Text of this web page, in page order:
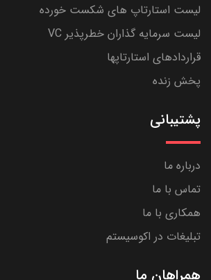
لیست استارتاپ های شکست خورده
لیست سرمایه گذاران خطرپذیر VC
قراردادهای استارتاپها
پخش زنده
پشتیبانی
درباره ما
تماس با ما
همکاری با ما
تبلیغات در اکوسیستم
همراهان ما